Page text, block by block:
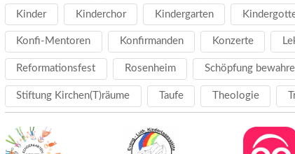
Kinder Kinderchor Kindergarten
Konfi-Mentoren Konfirmanden Konzerte
Reformationsfest Rosenheim Schöpfung
Stiftung Kirchen(T)räume Taufe Theologie